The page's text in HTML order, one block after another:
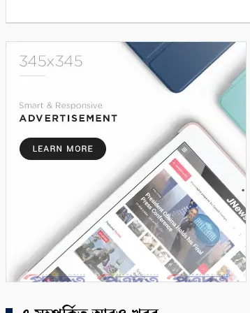
ঈদে কত খরচ করলেন? সব হিসাব চাইতে পারে
অনিমেষকে জিম্মি করে জলদস্যু ডন বাহিনী, ৩
সাতক্ষীরায় ৪৭তম জাতীয় বিজ্ঞান ও প্রযুক্তি সপ্তাহ
সাতক্ষীরায় গহনা ছিনতাইকালে দুর্বৃত্তের ইটের